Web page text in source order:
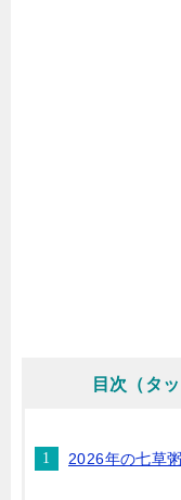
目次（タ
2026年の七草